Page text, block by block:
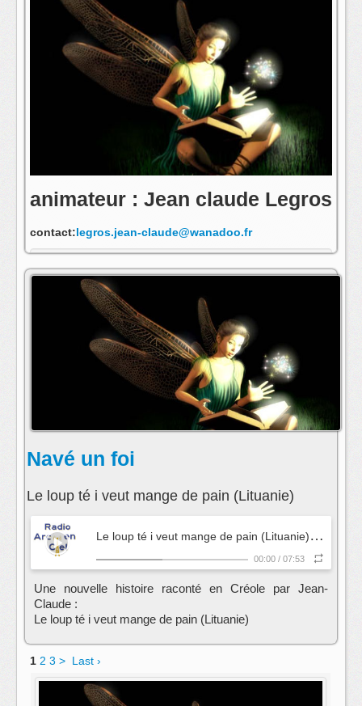
animateur : Jean claude Legros
contact:legros.jean-claude@wanadoo.fr
s'abonner au fil rss de cette emission:
Navé un foi
Le loup té i veut mange de pain (Lituanie)
L
e loup té i veut mange de pain (Lituanie)- Navé un
00:00 / 07:53
Une nouvelle histoire raconté en Créole par Jean-
Claude :
Le loup té i veut mange de pain (Lituanie)
1 2 3 > Last ›